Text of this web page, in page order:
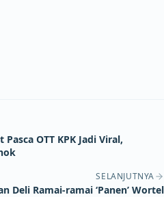
OTT KPK Jadi Viral,
SELANJUTNYA
Deli Ramai-ramai ‘Panen’ Wortel